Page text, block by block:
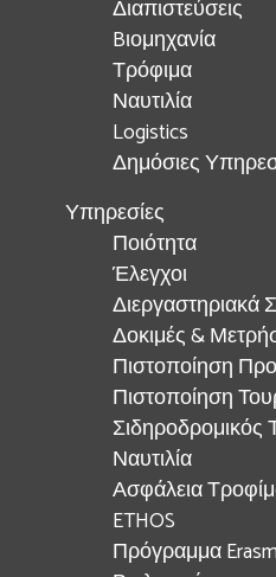
Διαπιστεύσεις
Bιομηχανία
Τρόφιμα
Ναυτιλία
Logistics
Δημόσιες
Υπηρεσίες
Ποιότητα
Έλεγχοι
Διεργαστηριακά
Δοκιμές &
Πιστοποίηση
Πιστοποίηση
Σιδηροδρομικός
Ναυτιλία
Ασφάλεια
ETHOS
Πρόγραμμα